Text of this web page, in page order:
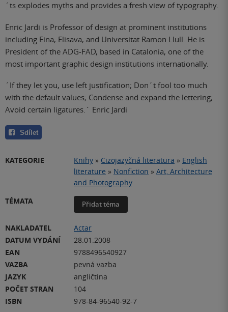
´ts explodes myths and provides a fresh view of typography.
Enric Jardi is Professor of design at prominent institutions
including Eina, Elisava, and Universitat Ramon Llull. He is
President of the ADG-FAD, based in Catalonia, one of the
most important graphic design institutions internationally.
´If they let you, use left justification; Don´t fool too much
with the default values; Condense and expand the lettering;
Avoid certain ligatures.´ Enric Jardi
Sdílet
KATEGORIE Knihy » Cizojazyčná literatura » English
literature » Nonfiction » Art, Architecture
and Photography
TÉMATA
Přidat téma
NAKLADATEL
Actar
DATUM VYDÁNÍ
28.01.2008
EAN
9788496540927
VAZBA
pevná vazba
JAZYK
angličtina
POČET STRAN
104
ISBN
978-84-96540-92-7